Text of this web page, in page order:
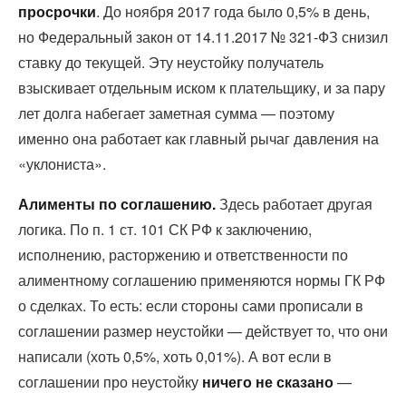
просрочки. До ноября 2017 года было 0,5% в день,
но Федеральный закон от 14.11.2017 № 321-ФЗ снизил
ставку до текущей. Эту неустойку получатель
взыскивает отдельным иском к плательщику, и за пару
лет долга набегает заметная сумма — поэтому
именно она работает как главный рычаг давления на
«уклониста».
Алименты по соглашению.Здесь работает другая
логика. По п. 1 ст. 101 СК РФ к заключению,
исполнению, расторжению и ответственности по
алиментному соглашению применяются нормы ГК РФ
о сделках. То есть: если стороны сами прописали в
соглашении размер неустойки — действует то, что они
написали (хоть 0,5%, хоть 0,01%). А вот если в
соглашении про неустойку ничего не сказано—